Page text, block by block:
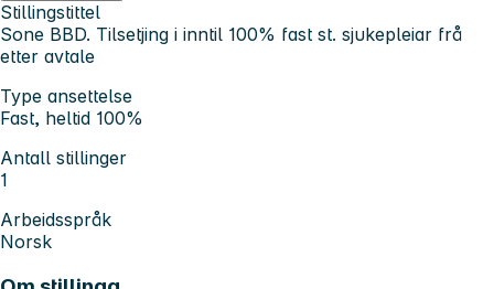
Stillingstittel
Sone BBD. Tilsetjing i inntil 100% fast st. sjukepleiar frå
etter avtale
Type ansettelse
Fast, heltid 100%
Antall stillinger
1
Arbeidsspråk
Norsk